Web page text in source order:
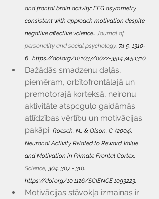
and frontal brain activity: EEG asymmetry
consistent with approach motivation despite
negative affective valence.. Journal of
personality and social psychology, 74 5, 1310-
6 . https://doi.org/10.1037/0022-3514.74.5.1310.
Dažādās smadzeņu daļās,
piemēram, orbītofrontālajā un
premotorajā korteksā, neironu
aktivitāte atspoguļo gaidāmās
atlīdzības vērtību un motivācijas
pakāpi. Roesch, M., & Olson, C. (2004).
Neuronal Activity Related to Reward Value
and Motivation in Primate Frontal Cortex.
Science, 304, 307 - 310.
https://doi.org/10.1126/SCIENCE.1093223.
Motivācijas stāvokļa izmaiņas ir